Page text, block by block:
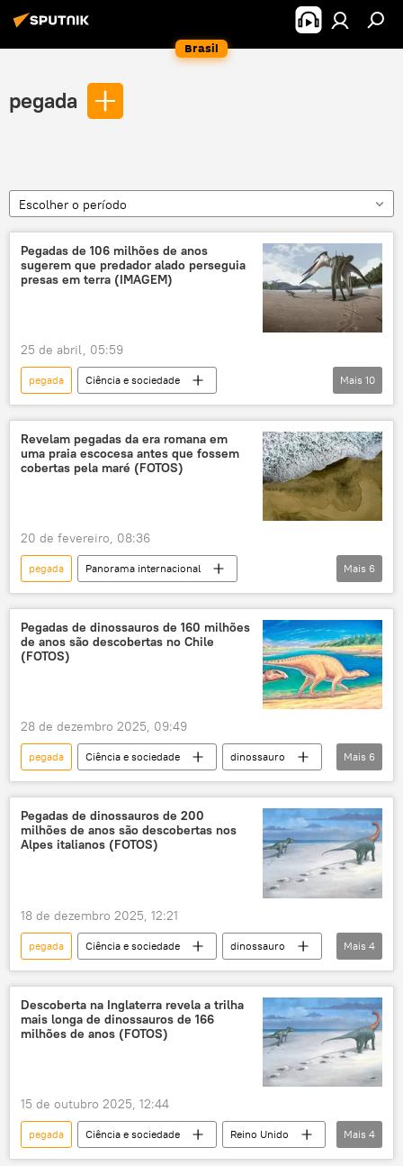
Brasil
pegada
Escolher o período
Pegadas de 106 milhões de anos
sugerem que predador alado perseguia
presas em terra (IMAGEM)
25 de abril, 05:59
pegada
Ciência e sociedade
paleontologia
fóssil
espécies
dinossauro
Coreia do Sul
descoberta
achado
estudo
Mais 10
Revelam pegadas da era romana em
uma praia escocesa antes que fossem
cobertas pela maré (FOTOS)
20 de fevereiro, 08:36
pegada
Panorama internacional
Arqueologia
sítio arqueológico
Escócia
escavação
humanos
civilizações antigas
Mais 6
Pegadas de dinossauros de 160 milhões
de anos são descobertas no Chile
(FOTOS)
28 de dezembro 2025, 09:49
pegada Ciência e sociedade
dinossauro
Chile
América do Sul
réptil
pré-histórico
Brasil
Mais 6
Pegadas de dinossauros de 200
milhões de anos são descobertas nos
Alpes italianos (FOTOS)
18 de dezembro 2025, 12:21
pegada Ciência e sociedade
dinossauro
Alpes
Itália
Arqueologia
paleontologia
Mais 4
Descoberta na Inglaterra revela a trilha
mais longa de dinossauros de 166
milhões de anos (FOTOS)
15 de outubro 2025, 12:44
pegada Ciência e sociedade
Reino Unido
Oxfordshire
Oxford
dinossauro
Mais 4